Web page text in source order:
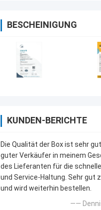
BESCHEINIGUNG
KUNDEN-BERICHTE
Die Qualität der Box ist sehr
guter Verkäufer in meinem
des Lieferanten für die
und Service-Haltung. Sehr gut
und wird weiterhin bestellen.
——